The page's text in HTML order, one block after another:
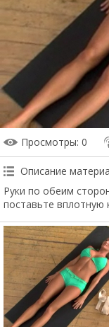
Просмотры: 0
Описание
Руки по обеим
поставьте вплотную